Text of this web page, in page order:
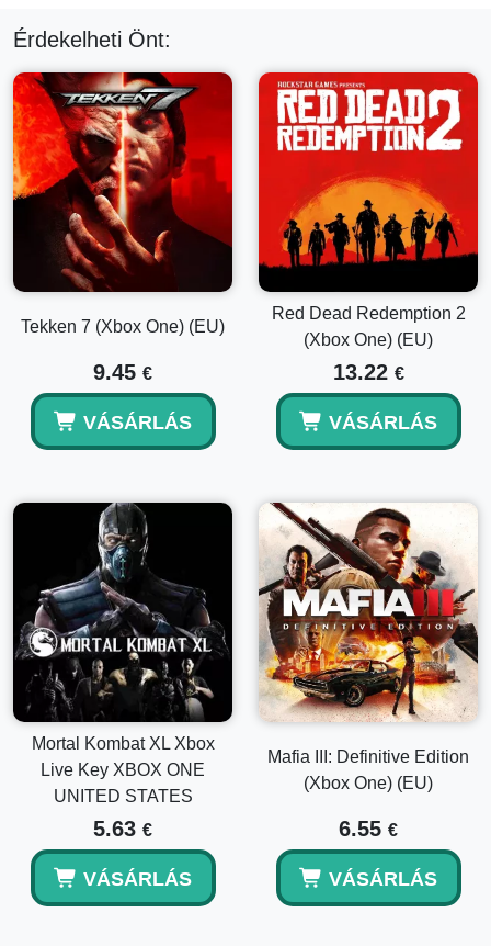
Érdekelheti Önt:
Tekken 7 (Xbox One) (EU)
9.45 €
VÁSÁRLÁS
Red Dead Redemption 2
(Xbox One) (EU)
13.22 €
VÁSÁRLÁS
Mortal Kombat XL Xbox
Live Key XBOX ONE
UNITED STATES
5.63 €
VÁSÁRLÁS
Mafia III: Definitive Edition
(Xbox One) (EU)
6.55 €
VÁSÁRLÁS